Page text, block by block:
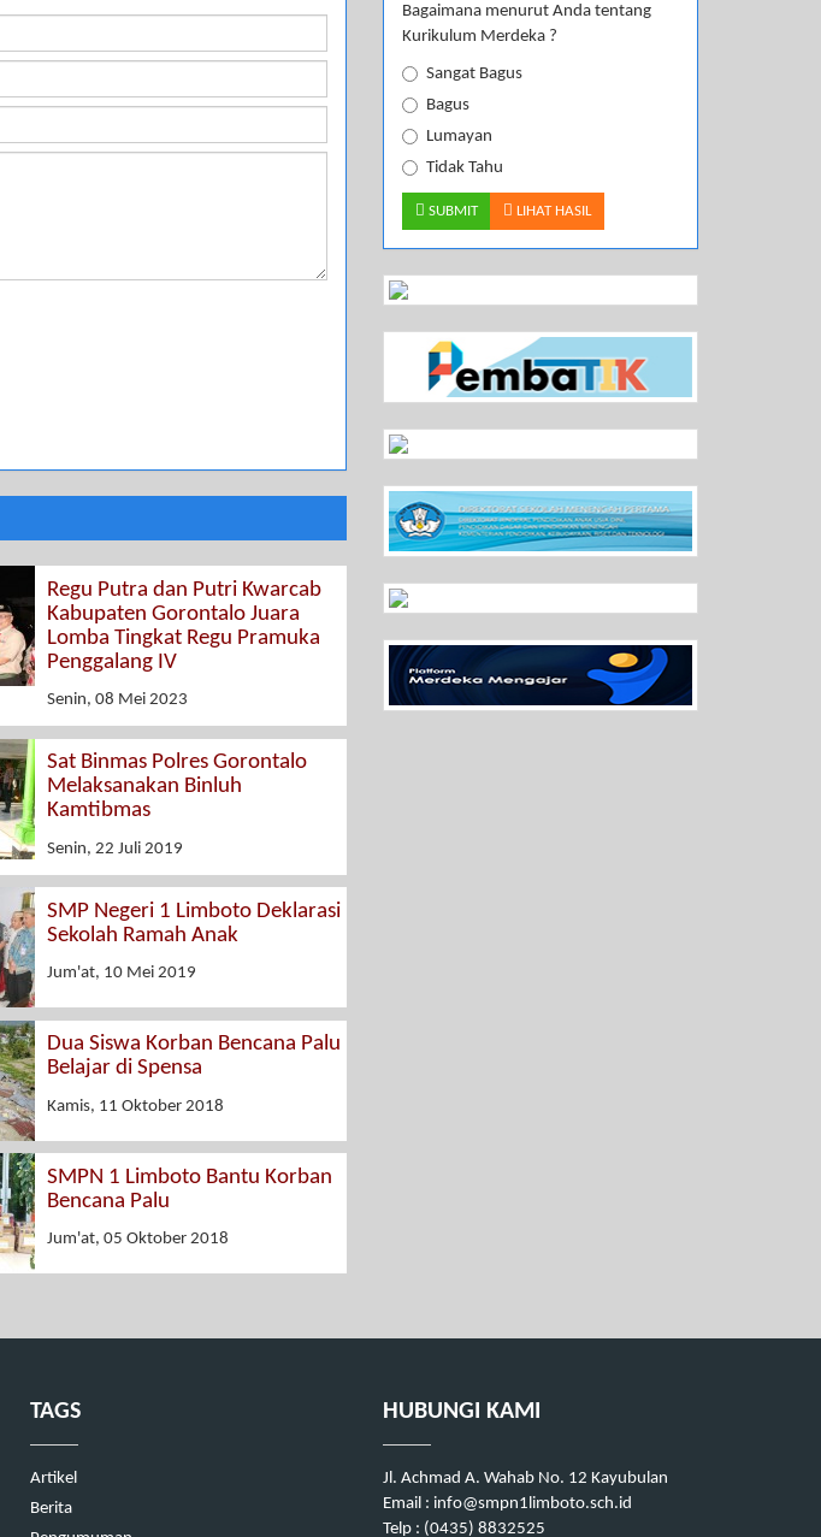
Regu Putra dan Putri Kwarcab
Kabupaten Gorontalo Juara
Lomba Tingkat Regu Pramuka
Penggalang IV
Senin, 08 Mei 2023
Sat Binmas Polres Gorontalo
Melaksanakan Binluh
Kamtibmas
Senin, 22 Juli 2019
SMP Negeri 1 Limboto Deklarasi
Sekolah Ramah Anak
Jum'at, 10 Mei 2019
Dua Siswa Korban Bencana Palu
Belajar di Spensa
Kamis, 11 Oktober 2018
SMPN 1 Limboto Bantu Korban
Bencana Palu
Jum'at, 05 Oktober 2018
Bagaimana menurut Anda tentang
Kurikulum Merdeka ?
Sangat Bagus
Bagus
Lumayan
Tidak Tahu
SUBMIT LIHAT HASIL
TAGS
Artikel
Berita
HUBUNGI KAMI
Jl. Achmad A. Wahab No. 12 Kayubulan
Email : info@smpn1limboto.sch.id
Telp : (0435) 8832525